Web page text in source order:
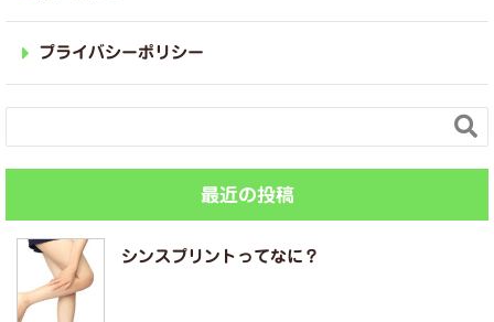
プライバシーポリシー

最近の投稿
シンスプリントってなに？